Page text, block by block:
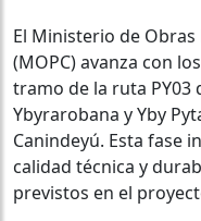
El Ministerio de
(MOPC) avanza con
tramo de la ruta PY03
Ybyrarobana y Yby
Canindeyú. Esta fase
calidad técnica y
previstos en el